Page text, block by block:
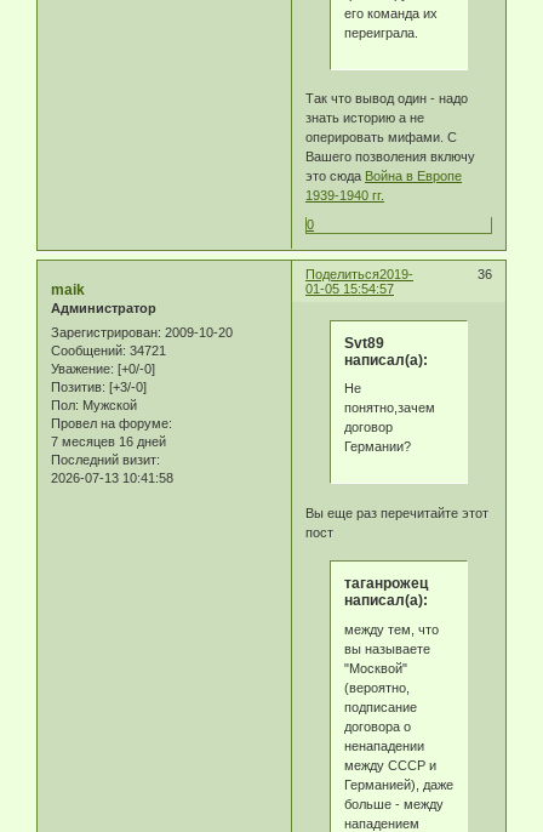
его команда их
переиграла.
Так что вывод один - надо
знать историю а не
оперировать мифами. С
Вашего позволения включу
это сюда Война в Европе
1939-1940 гг.
0
Поделиться 36
2019-
01-05 15:54:57
maik
Администратор
Зарегистрирован: 2009-10-20
Сообщений: 34721
Уважение: [+0/-0]
Позитив: [+3/-0]
Пол: Мужской
Провел на форуме:
7 месяцев 16 дней
Последний визит:
2026-07-13 10:41:58
Svt89
написал(а):
Не
понятно,зачем
договор
Германии?
Вы еще раз перечитайте этот
пост
таганрожец
написал(а):
между тем, что
вы называете
"Москвой"
(вероятно,
подписание
договора о
ненападении
между СССР и
Германией), даже
больше - между
нападением